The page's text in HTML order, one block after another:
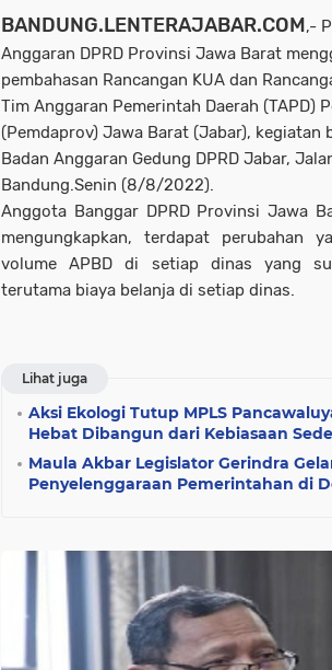
BANDUNG.LENTERAJABAR.COM,-
Anggaran DPRD Provinsi Jawa Barat
pembahasan Rancangan KUA dan
Tim Anggaran Pemerintah Daerah (TAPD)
(Pemdaprov) Jawa Barat (Jabar), kegiatan
Badan Anggaran Gedung DPRD Jabar,
Bandung.Senin (8/8/2022).
Anggota Banggar DPRD Provinsi Jawa
mengungkapkan, terdapat perubahan
volume APBD di setiap dinas yang
terutama biaya belanja di setiap dinas.
Lihat juga
Aksi Ekologi Tutup MPLS
Hebat Dibangun dari Kebiasaan
Maula Akbar Legislator Gerindra
Penyelenggaraan Pemerintahan di